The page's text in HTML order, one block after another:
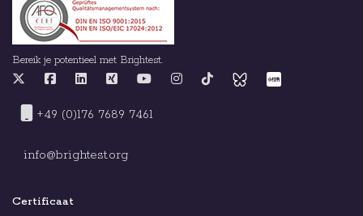
Bereik je potentieel met Brightest.
+49 (0)176 7689 7461
info@brightest.org
Certificaat